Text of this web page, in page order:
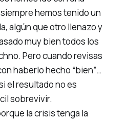
hemos tenido un
algún que otro llenazo y
muy bien todos los
Pero cuando revisas
haberlo hecho “bien”…
el resultado no es
sobrevivir.
la crisis tenga la